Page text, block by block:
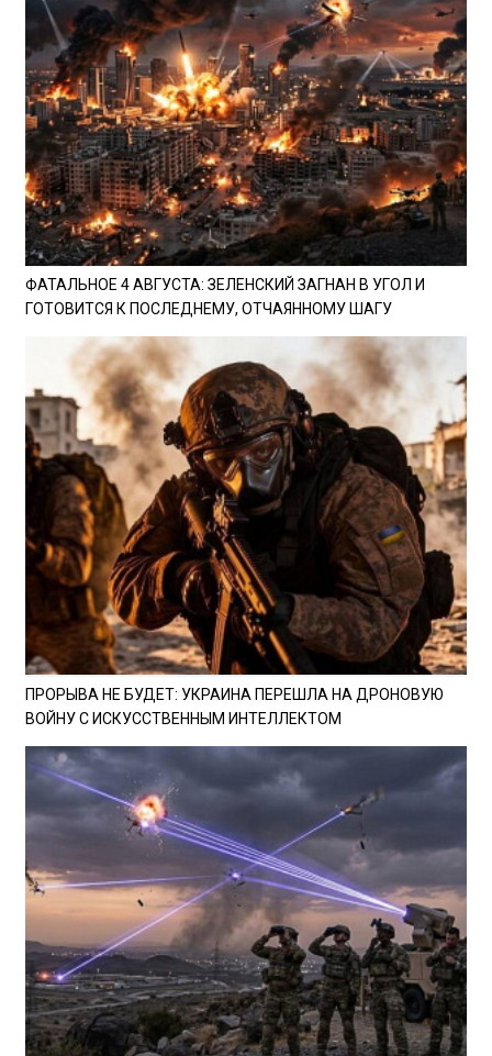
ФАТАЛЬНОЕ 4 АВГУСТА: ЗЕЛЕНСКИЙ ЗАГНАН В УГОЛ И
ГОТОВИТСЯ К ПОСЛЕДНЕМУ, ОТЧАЯННОМУ ШАГУ
ПРОРЫВА НЕ БУДЕТ: УКРАИНА ПЕРЕШЛА НА ДРОНОВУЮ
ВОЙНУ С ИСКУССТВЕННЫМ ИНТЕЛЛЕКТОМ